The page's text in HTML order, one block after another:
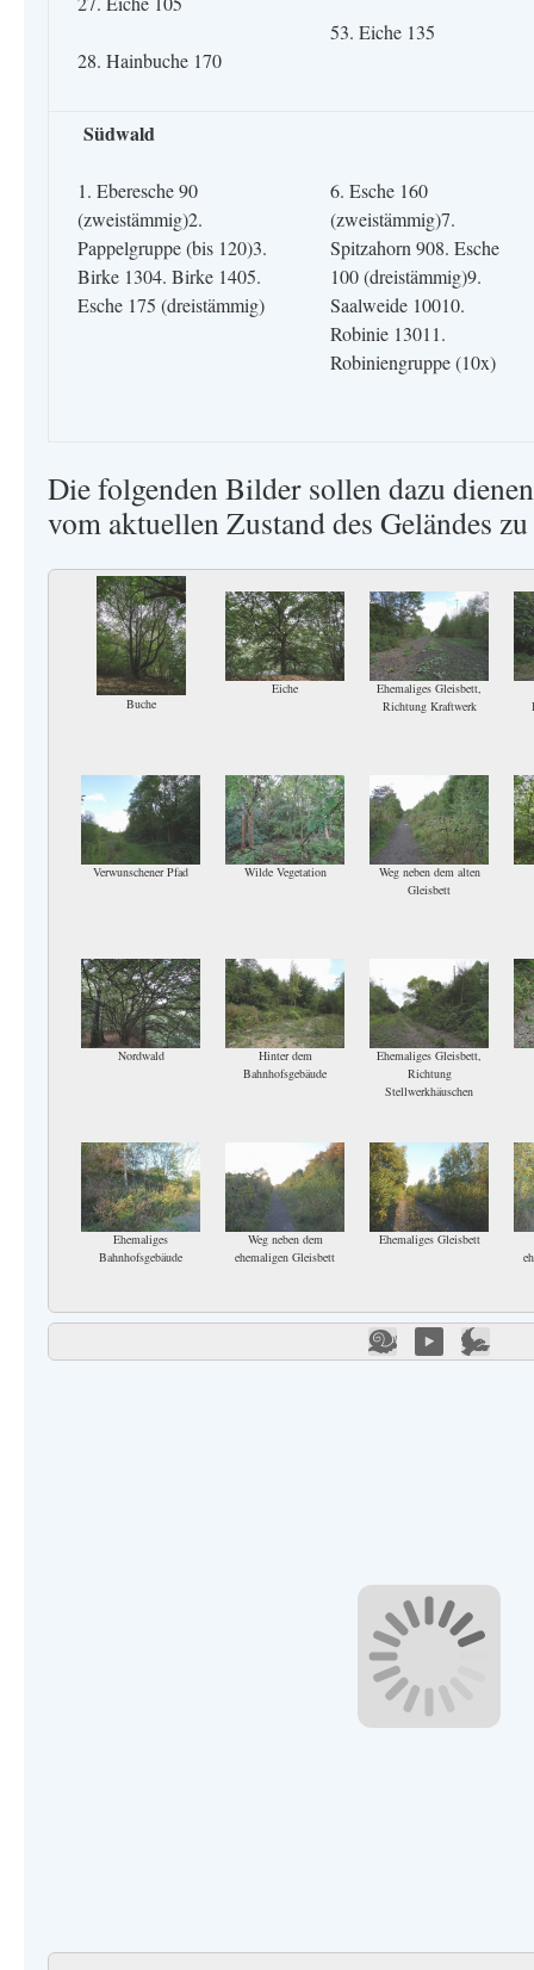
28. Hainbuche 170
53. Eiche 135
Südwald
1. Eberesche 90
(zweistämmig)2.
Pappelgruppe (bis 120)3.
Birke 1304. Birke 1405.
Esche 175 (dreistämmig)
6. Esche 160
(zweistämmig)7.
Spitzahorn 908. Esche
100 (dreistämmig)9.
Saalweide 10010.
Robinie 13011.
Robiniengruppe (10x)
Die folgenden Bilder sollen dazu
vom aktuellen Zustand des Geländes
Buche
Eiche
Ehemaliges Gleisbett,
Richtung Kraftwerk
Verwunschener Pfad Wilde Vegetation
Weg neben dem alten
Gleisbett
Nordwald
Hinter dem
Bahnhofsgebäude
Ehemaliges Gleisbett,
Richtung
Stellwerkhäuschen
Ehemaliges
Bahnhofsgebäude
Weg neben dem
ehemaligen Gleisbett
Ehemaliges Gleisbett